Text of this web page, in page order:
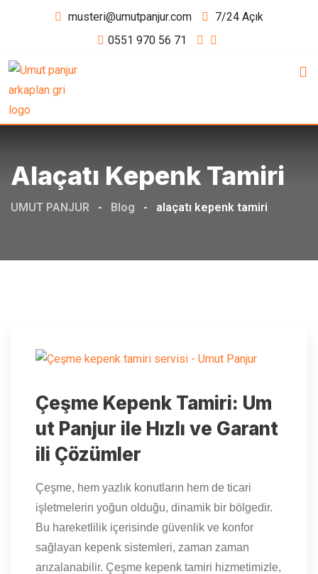
musteri@umutpanjur.com
7/24 Açık
0551 970 56 71
Alaçatı Kepenk Tamiri
UMUT PANJUR - Blog - alaçatı kepenk tamiri
Çeşme Kepenk Tamiri: Um
ut Panjur ile Hızlı ve Garant
ili Çözümler
Çeşme, hem yazlık konutların hem de ticari
işletmelerin yoğun olduğu, dinamik bir bölgedir.
Bu hareketlilik içerisinde güvenlik ve konfor
sağlayan kepenk sistemleri, zaman zaman
arızalanabilir. Çeşme kepenk tamiri hizmetimizle,